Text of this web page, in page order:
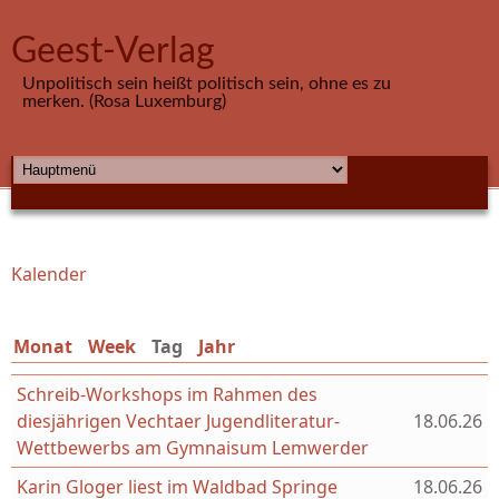
Geest-Verlag
Unpolitisch sein heißt politisch sein, ohne es zu
merken. (Rosa Luxemburg)
HAUPTMENÜ
Sie sind hier
Kalender
Monat Week Tag (aktiver Reiter)
Jahr
Schreib-Workshops im Rahmen des
diesjährigen Vechtaer Jugendliteratur-
Wettbewerbs am Gymnaisum Lemwerder
18.06.26
Karin Gloger liest im Waldbad Springe 18.06.26